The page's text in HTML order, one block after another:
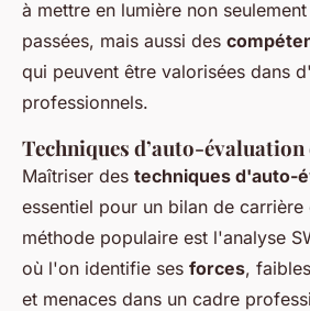
à mettre en lumière non
passées, mais aussi des
qui peuvent être valorisées dans
professionnels.
Techniques d’auto-évaluation
Maîtriser des techniques d'auto-
essentiel pour un bilan de
méthode populaire est l'analyse
où l'on identifie ses forces,
et menaces dans un cadre